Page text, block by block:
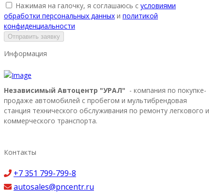
Нажимая на галочку, я соглашаюсь с условиями
обработки персональных данных и политикой
конфиденциальности
Отправить заявку
Информация
Независимый Автоцентр "УРАЛ" - компания по покупке-
продаже автомобилей с пробегом и мультибрендовая
станция технического обслуживания по ремонту легкового и
коммерческого транспорта.
Контакты
+7 351 799-799-8
autosales@pncentr.ru